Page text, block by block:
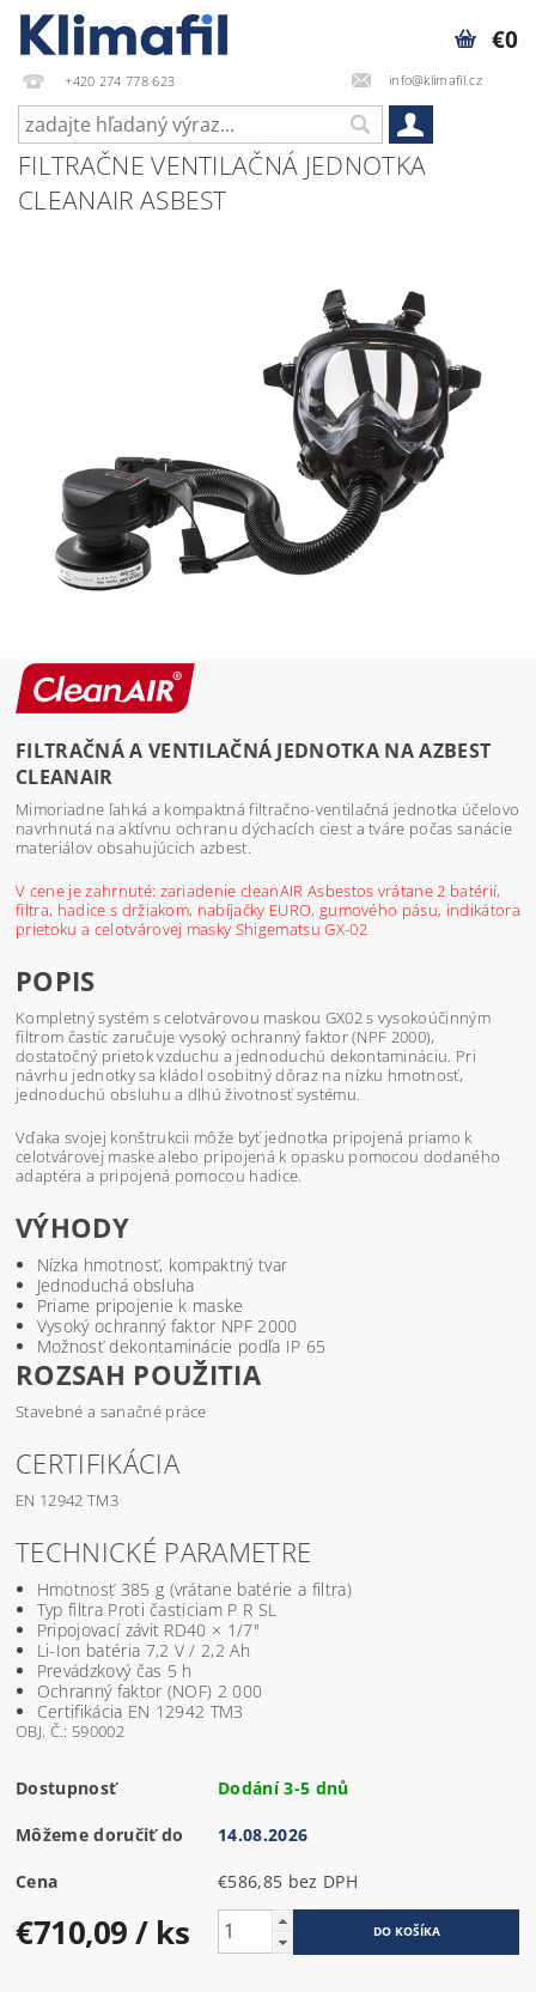
+420 274 778 623 info@klimafil.cz
€0
FILTRAČNE VENTILAČNÁ JEDNOTKA
CLEANAIR ASBEST
FILTRAČNÁ A VENTILAČNÁ JEDNOTKA NA AZBEST
CLEANAIR
Mimoriadne ľahká a kompaktná filtračno-ventilačná jednotka účelovo
navrhnutá na aktívnu ochranu dýchacích ciest a tváre počas sanácie
materiálov obsahujúcich azbest.
V cene je zahrnuté: zariadenie cleanAIR Asbestos vrátane 2 batérií,
filtra, hadice s držiakom, nabíjačky EURO, gumového pásu, indikátora
prietoku a celotvárovej masky Shigematsu GX-02
POPIS
Kompletný systém s celotvárovou maskou GX02 s vysokoúčinným
filtrom častíc zaručuje vysoký ochranný faktor (NPF 2000),
dostatočný prietok vzduchu a jednoduchú dekontamináciu. Pri
návrhu jednotky sa kládol osobitný dôraz na nízku hmotnosť,
jednoduchú obsluhu a dlhú životnosť systému.
Vďaka svojej konštrukcii môže byť jednotka pripojená priamo k
celotvárovej maske alebo pripojená k opasku pomocou dodaného
adaptéra a pripojená pomocou hadice.
VÝHODY
Nízka hmotnosť, kompaktný tvar
Jednoduchá obsluha
Priame pripojenie k maske
Vysoký ochranný faktor NPF 2000
Možnosť dekontaminácie podľa IP 65
ROZSAH POUŽITIA
Stavebné a sanačné práce
CERTIFIKÁCIA
EN 12942 TM3
TECHNICKÉ PARAMETRE
Hmotnosť 385 g (vrátane batérie a filtra)
Typ filtra Proti časticiam P R SL
Pripojovací závit RD40 × 1/7"
Li-Ion batéria 7,2 V / 2,2 Ah
Prevádzkový čas 5 h
Ochranný faktor (NOF) 2 000
Certifikácia EN 12942 TM3
OBJ. Č.: 590002
Dostupnosť Dodání 3-5 dnů
Môžeme doručiť do 14.08.2026
Cena €586,85 bez DPH
€710,09/ ks